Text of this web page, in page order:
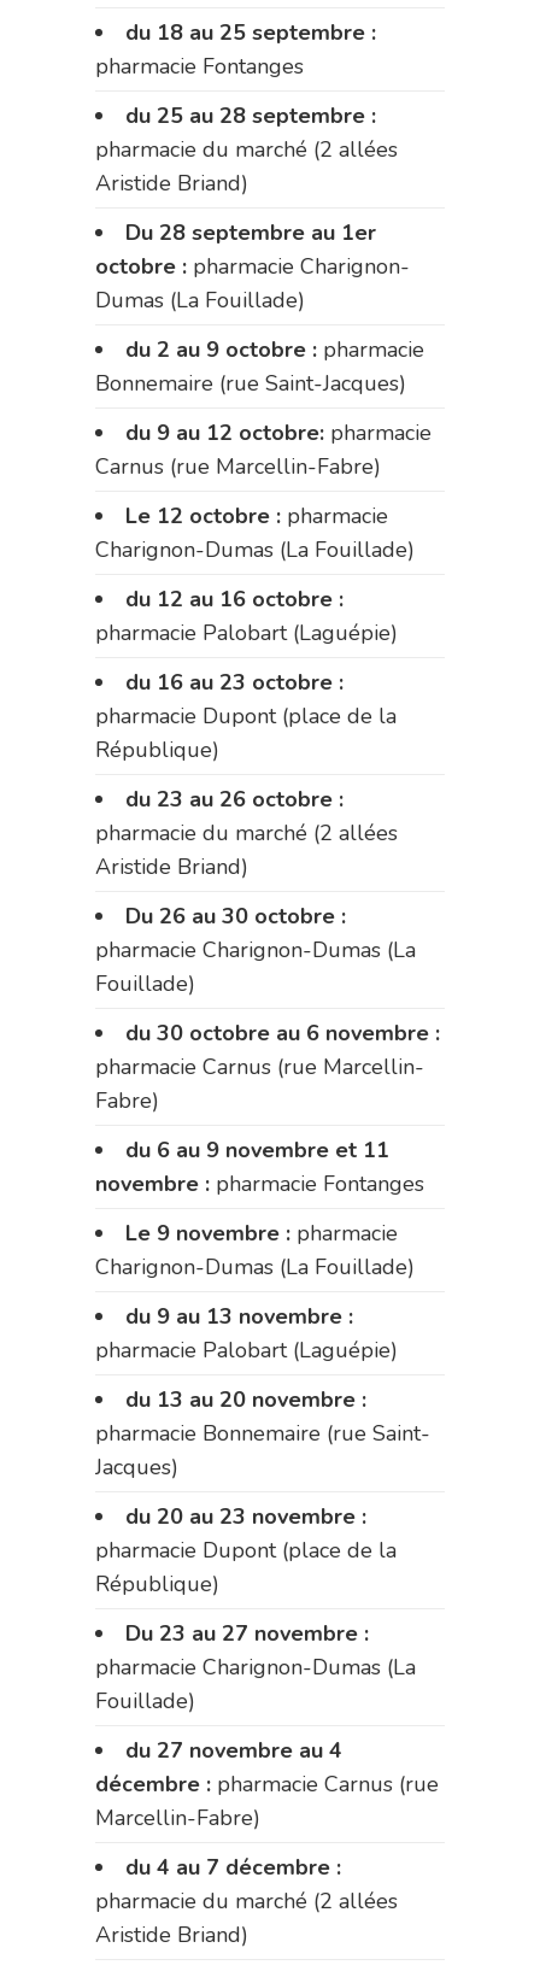
du 18 au 25 septembre :
pharmacie Fontanges
du 25 au 28 septembre :
pharmacie du marché (2 allées
Aristide Briand)
Du 28 septembre au 1er
octobre : pharmacie Charignon-
Dumas (La Fouillade)
du 2 au 9 octobre : pharmacie
Bonnemaire (rue Saint-Jacques)
du 9 au 12 octobre: pharmacie
Carnus (rue Marcellin-Fabre)
Le 12 octobre : pharmacie
Charignon-Dumas (La Fouillade)
du 12 au 16 octobre :
pharmacie Palobart (Laguépie)
du 16 au 23 octobre :
pharmacie Dupont (place de la
République)
du 23 au 26 octobre :
pharmacie du marché (2 allées
Aristide Briand)
Du 26 au 30 octobre :
pharmacie Charignon-Dumas (La
Fouillade)
du 30 octobre au 6 novembre :
pharmacie Carnus (rue Marcellin-
Fabre)
du 6 au 9 novembre et 11
novembre : pharmacie Fontanges
Le 9 novembre : pharmacie
Charignon-Dumas (La Fouillade)
du 9 au 13 novembre :
pharmacie Palobart (Laguépie)
du 13 au 20 novembre :
pharmacie Bonnemaire (rue Saint-
Jacques)
du 20 au 23 novembre :
pharmacie Dupont (place de la
République)
Du 23 au 27 novembre :
pharmacie Charignon-Dumas (La
Fouillade)
du 27 novembre au 4
décembre : pharmacie Carnus (rue
Marcellin-Fabre)
du 4 au 7 décembre :
pharmacie du marché (2 allées
Aristide Briand)